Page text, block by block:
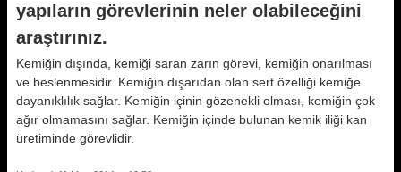
yapıların görevlerinin neler olabileceğini
araştırınız.
Kemiğin dışında, kemiği saran zarın görevi, kemiğin onarılması
ve beslenmesidir. Kemiğin dışarıdan olan sert özelliği kemiğe
dayanıklılık sağlar. Kemiğin içinin gözenekli olması, kemiğin çok
ağır olmamasını sağlar. Kemiğin içinde bulunan kemik iliği kan
üretiminde görevlidir.